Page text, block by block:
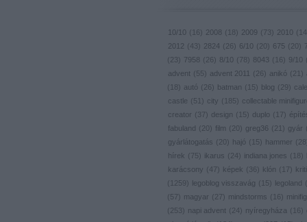
10/10 ( 16 ) 2008 ( 18 ) 2009 ( 73) 2010 (
2012 ( 43) 2824 ( 26 ) 6/10 ( 20) 675 ( 20)
( 23) 7958 ( 26 ) 8/10 ( 78 ) 8043 ( 16 ) 9/10 (
advent ( 55) advent 2011 ( 26 ) anikó ( 21 )
(
18 ) autó ( 26 ) batman ( 15) blog ( 29)
castle ( 51 ) city ( 185) collectable
creator ( 37) design ( 15) duplo ( 17)
fabuland ( 20) film ( 20) greg36 ( 21 ) gyár (
gyárlátogatás ( 20) hajó ( 15) hammer ( 28
hírek ( 75) ikarus ( 24) indiana jones ( 18 )
karácsony ( 47) képek ( 36 ) klón ( 17)
(
1259) legoblog visszavág ( 15) legoland (
( 57) magyar ( 27) mindstorms ( 16 ) minifig
( 253) napi advent ( 24) nyíregyháza ( 16 )